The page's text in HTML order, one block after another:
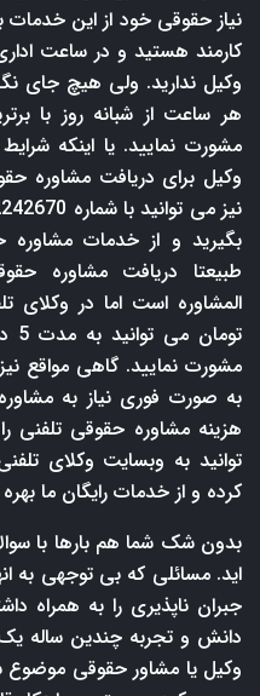
نیاز حقوقی خود از این خدمات
کارمند هستید و در ساعت
وکیل ندارید. ولی هیچ جای
هر ساعت از شبانه روز با
مشورت نمایید. یا اینکه
وکیل برای دریافت مشاوره
بگیرید و از خدمات مشاوره
طبیعتا دریافت مشاوره
مشورت نمایید. گاهی مواقع
به صورت فوری نیاز به
هزینه مشاوره حقوقی تلفنی
توانید به وبسایت وکلای
کرده و از خدمات رایگان ما
بدون شک شما هم بارها با
اید. مسائلی که بی توجهی به
جبران ناپذیری را به همراه
دانش و تجربه چندین ساله یک
وکیل یا مشاور حقوقی موضوع